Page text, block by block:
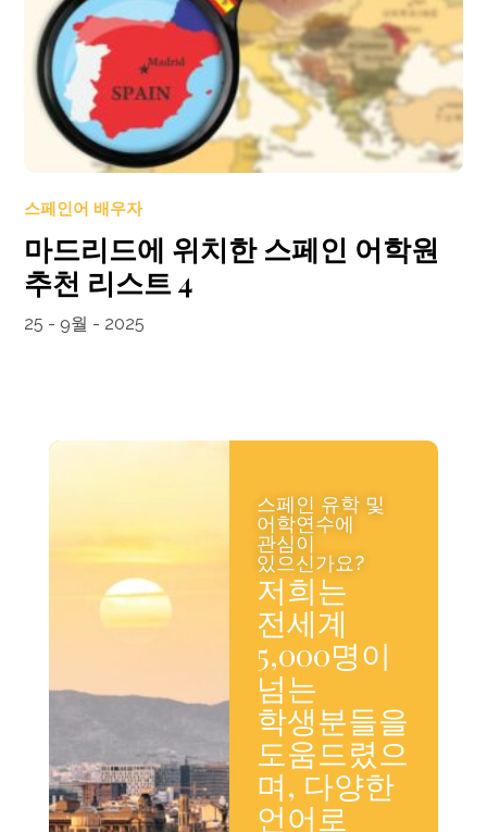
스페인어 배우자
마드리드에 위치한 스페인 어학원
추천 리스트 4
25 - 9월 - 2025
스페인 유학 및
어학연수에
관심이
있으신가요?
저희는
전세계
5,000명이
넘는
학생분들을
도움드렸으
며, 다양한
언어로